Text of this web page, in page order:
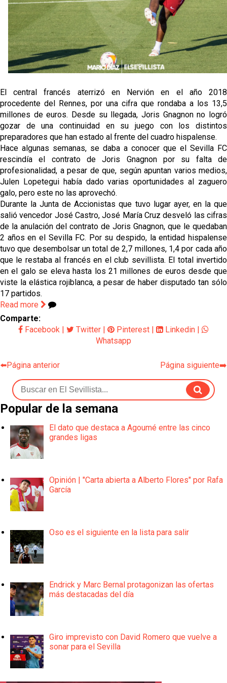
Juanlu de vuelta a Sevilla para cerrar su fichaje a la
Premier
El Granada negocia con el Sevilla FC por Alberto
Flores
El Sevilla continúa con despidos y rechaza una
El Sevilla mueve ficha por Robbie Ure: la opción 'A'
para el ataque nervionense
El central francés aterrizó en Nervión en el año 2018
procedente del Rennes, por una cifra que rondaba a los 13,5
millones de euros. Desde su llegada, Joris Gnagnon no logró
gozar de una continuidad en su juego con los distintos
preparadores que han estado al frente del cuadro hispalense.
Hace algunas semanas, se daba a conocer que el Sevilla FC
rescindía el contrato de Joris Gnagnon por su falta de
profesionalidad, a pesar de que, según apuntan varios medios,
Julen Lopetegui había dado varias oportunidades al zaguero
galo, pero este no las aprovechó.
Durante la Junta de Accionistas que tuvo lugar ayer, en la que
salió vencedor José Castro, José María Cruz desveló las cifras
de la anulación del contrato de Joris Gnagnon, que le quedaban
2 años en el Sevilla FC. Por su despido, la entidad hispalense
tuvo que desembolsar un total de 2,7 millones, 1,4 por cada año
que le restaba al francés en el club sevillista. El total invertido
en el galo se eleva hasta los 21 millones de euros desde que
viste la elástica rojiblanca, a pesar de haber disputado tan sólo
17 partidos.
Read more
Comparte:
Facebook | Twitter | Pinterest | Linkedin |
Whatsapp
⬅️Página anterior Página siguiente➡️
Popular de la semana
El dato que destaca a Agoumé entre las cinco
grandes ligas
Opinión | "Carta abierta a Alberto Flores" por Rafa
García
Oso es el siguiente en la lista para salir
Endrick y Marc Bernal protagonizan las ofertas
más destacadas del día
Giro imprevisto con David Romero que vuelve a
sonar para el Sevilla